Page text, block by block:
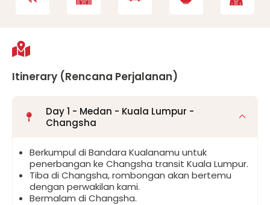
Itinerary (Rencana Perjalanan)
Day 1 - Medan - Kuala Lumpur -
Changsha
Berkumpul di Bandara Kualanamu untuk
penerbangan ke Changsha transit Kuala Lumpur.
Tiba di Changsha, rombongan akan bertemu
dengan perwakilan kami.
Bermalam di Changsha.